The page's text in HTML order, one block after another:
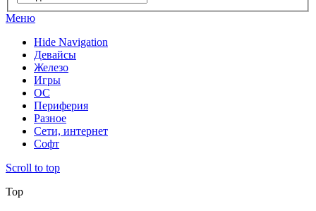
Меню
Hide Navigation
Девайсы
Железо
Игры
ОС
Периферия
Разное
Сети, интернет
Софт
Scroll to top
Top